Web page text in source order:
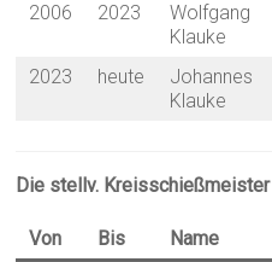
2006
2023
Wolfgang
Klauke
2023 heute
Johannes
Klauke
Die stellv. Kreisschießmeister
Von Bis Name